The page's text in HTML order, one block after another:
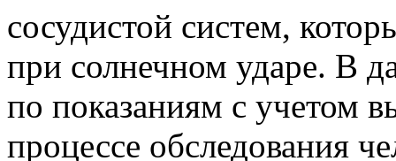
сосудистой систем,
при солнечном ударе. В
по показаниям с учетом
процессе обследования